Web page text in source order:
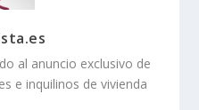
al anuncio exclusivo de
e inquilinos de vivienda